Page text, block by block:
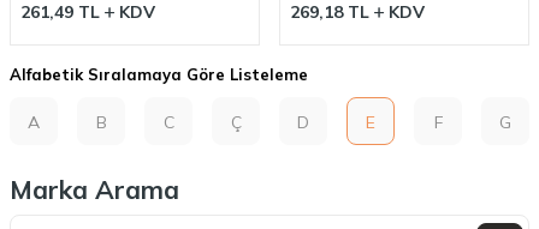
261,49 TL KDV 269,18TL KDV
Alfabetik Sıralamaya Göre Listeleme
A B C Ç D E F G
Marka Arama